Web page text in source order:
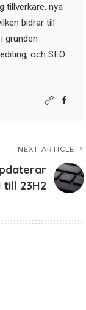
tillverkare, nya
bidrar till
grunden
och SEO.
NEXT ARTICLE
till 23H2